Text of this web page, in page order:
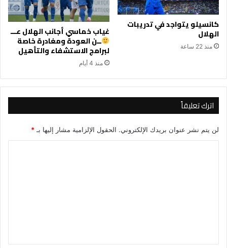
كانسيلو يتواجد في تدريبات
الهلال
منذ 22 ساعة
غياب خماسي أجانب الهلال عـــ
ــن العودة ومغادرة خاصة
لبرامج الاستشفاء والتأهيل
منذ 4 أيام
اترك تعليقاً
لن يتم نشر عنوان بريدك الإلكتروني. الحقول الإلزامية مشار إليها بـ *